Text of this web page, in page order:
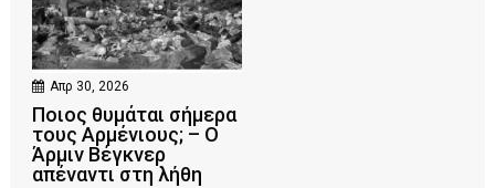
Απρ 30, 2026
Ποιος θυμάται σήμερα
τους Αρμένιους; – Ο
Άρμιν Βέγκνερ
απέναντι στη λήθη